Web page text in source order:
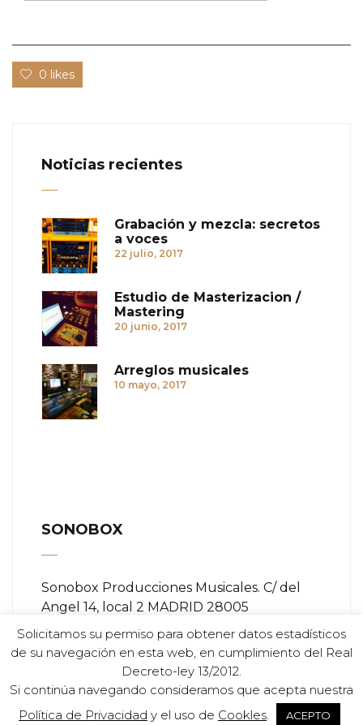
0 likes
Noticias recientes
Grabación y mezcla: secretos
a voces
22 julio, 2017
Estudio de Masterizacion /
Mastering
20 junio, 2017
Arreglos musicales
10 mayo, 2017
SONOBOX
Sonobox Producciones Musicales. C/ del
Angel 14, local 2 MADRID 28005
Teléfono:+ (34) 91 366 84 11
Email: info@sonobox.es
Solicitamos su permiso para obtener datos estadísticos
de su navegación en esta web, en cumplimiento del Real
Decreto-ley 13/2012.
Si continúa navegando consideramos que acepta nuestra
Política de Privacidad y el uso de Cookles. ACEPTO